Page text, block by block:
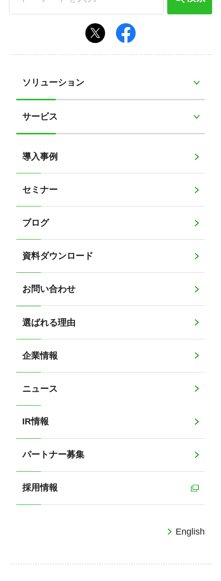
ソリューション
サービス
導入事例
セミナー
ブログ
資料ダウンロード
お問い合わせ
選ばれる理由
企業情報
ニュース
IR情報
パートナー募集
採用情報
English